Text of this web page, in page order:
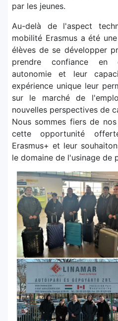
par les jeunes.
Au-delà de l'aspect
mobilité Erasmus a été
élèves de se développer
prendre confiance en
autonomie et leur
expérience unique leur
sur le marché de
nouvelles perspectives de
Nous sommes fiers de
cette opportunité
Erasmus+ et leur
le domaine de l'usinage de